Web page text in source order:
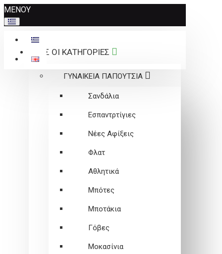
Σημείωση:
Αυτός
ο
ιστότοπος
περιλαμβάνει
ΜΕΝΟΥ
ΟΛΕΣ ΟΙ ΚΑΤΗΓΟΡΙΕΣ
ΓΥΝΑΙΚΕΙΑ ΠΑΠΟΥΤΣΙΑ
Σανδάλια
Εσπαντρτίγιες
Νέες Αφίξεις
Φλατ
Αθλητικά
Μπότες
Μποτάκια
Γόβες
Μοκασίνια